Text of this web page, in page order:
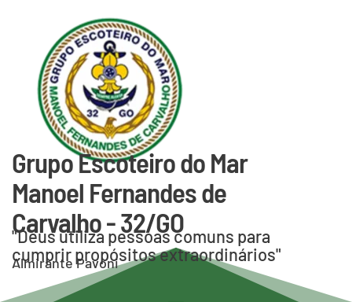
Grupo Escoteiro do Mar
Manoel Fernandes de
Carvalho - 32/GO
"Deus utiliza pessoas comuns para
cumprir propósitos extraordinários"
Almirante Pavoni